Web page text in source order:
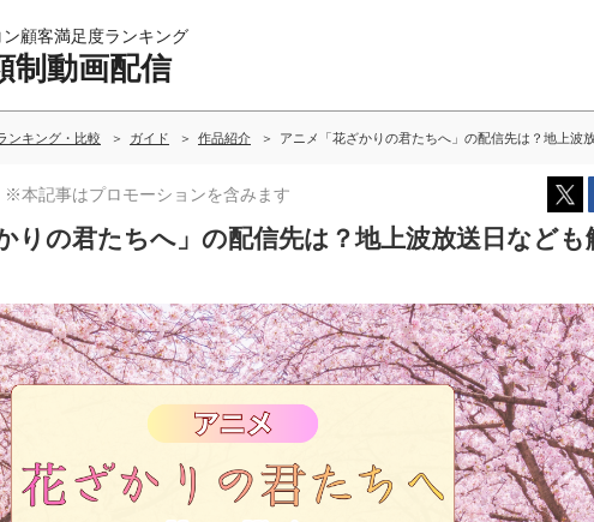
ン顧客満足度ランキング
制動画配信
ンキング・比較 ガイド 作品紹介 アニメ「花ざかりの君たちへ」の配信先は？地上波
※本記事はプロモーションを含みます
りの君たちへ」の配信先は？地上波放送日なども